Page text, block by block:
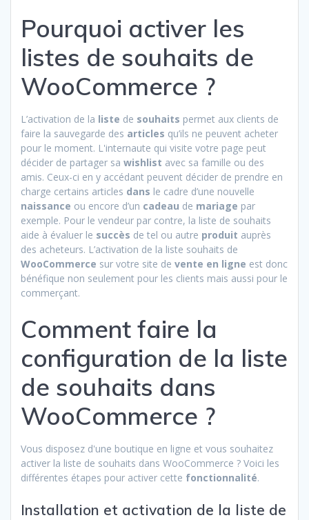
Pourquoi activer les
listes de souhaits de
WooCommerce ?
L’activation de la liste de souhaits permet aux clients de
faire la sauvegarde des articles qu’ils ne peuvent acheter
pour le moment. L'internaute qui visite votre page peut
décider de partager sa wishlist avec sa famille ou des
amis. Ceux-ci en y accédant peuvent décider de prendre en
charge certains articles dans le cadre d’une nouvelle
naissance ou encore d’un cadeau de mariage par
exemple. Pour le vendeur par contre, la liste de souhaits
aide à évaluer le succès de tel ou autre produit auprès
des acheteurs. L’activation de la liste souhaits de
WooCommerce sur votre site de vente en ligne est donc
bénéfique non seulement pour les clients mais aussi pour le
commerçant.
Comment faire la
configuration de la liste
de souhaits dans
WooCommerce ?
Vous disposez d'une boutique en ligne et vous souhaitez
activer la liste de souhaits dans WooCommerce ? Voici les
différentes étapes pour activer cette fonctionnalité.
Installation et activation de la liste de